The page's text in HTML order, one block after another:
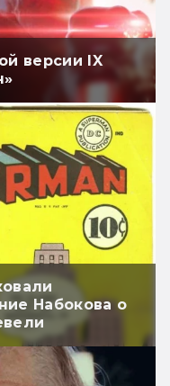
версии IX
Набокова о